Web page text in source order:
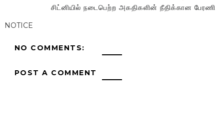
சிட்னியில் நடைபெற்ற அகதிகளின் நீதிக்கான பேரணி
NOTICE
NO COMMENTS:
POST A COMMENT